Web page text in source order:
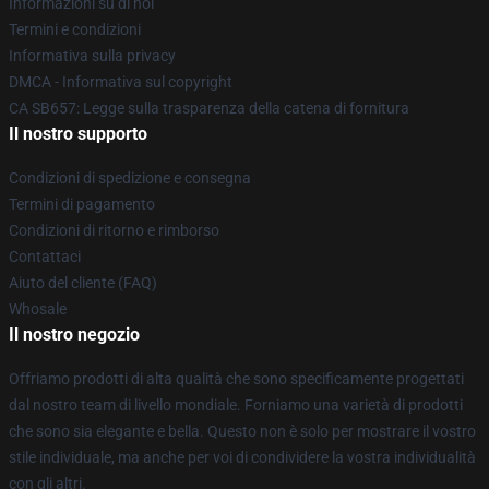
Termini e condizioni
Informativa sulla privacy
DMCA - Informativa sul copyright
CA SB657: Legge sulla trasparenza della catena di fornitura
Il nostro supporto
Condizioni di spedizione e consegna
Termini di pagamento
Condizioni di ritorno e rimborso
Contattaci
Aiuto del cliente (FAQ)
Whosale
Il nostro negozio
Offriamo prodotti di alta qualità che sono specificamente progettati
dal nostro team di livello mondiale. Forniamo una varietà di prodotti
che sono sia elegante e bella. Questo non è solo per mostrare il vostro
stile individuale, ma anche per voi di condividere la vostra individualità
con gli altri.